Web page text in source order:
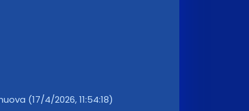
(17/4/2026, 11:54:18)